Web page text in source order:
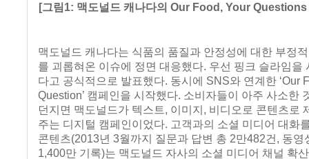
[그림1: 맥도널드 캐나다의 Our Food, Your Questions
맥도널드 캐나다는 식품의 품질과 안정성에 대한 부정
를 괴롭혀온 이슈에 정면 대응했다. 우선 핑크 슬라임을
다고 공식적으로 발표했다. 동시에 SNS와 연계한 ‘Our
Question’ 캠페인을 시작했다. 소비자들이 아주 사소한
던지면 맥도널드가 텍스트, 이미지, 비디오로 콘텐츠로
주는 디지털 캠페인이었다. 고객과의 소셜 미디어 대화
콘텐츠(2013년 3월까지 질문과 답변 총 2만482건, 동영
1,400만 기록)는 맥도널드 자사의 소셜 미디어 채널 확